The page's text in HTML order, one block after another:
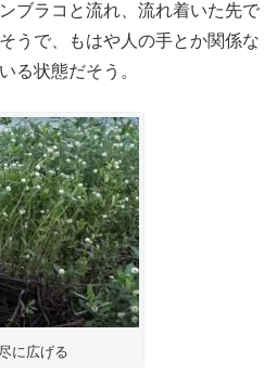
ブラコと流れ、流れ着いた先で
うで、もはや人の手とか関係な
る状態だそう。
に広げる